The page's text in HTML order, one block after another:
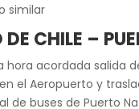
similar
CHILE –
hora acordada salida
el Aeropuerto y
de buses de Puerto